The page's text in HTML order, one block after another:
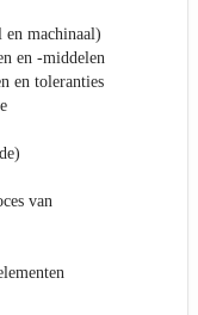
en machinaal)
en -middelen
en toleranties
van